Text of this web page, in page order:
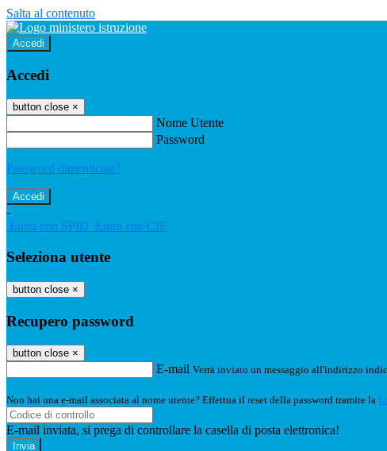
Salta al contenuto
Accedi
Accedi
button close ×
Nome Utente
Password
Password dimenticata?
-
Entra con SPID Entra con CIE
Seleziona utente
button close ×
Recupero password
button close ×
E-mail Verrà inviato un messaggio all'indirizzo
Non hai una e-mail associata al nome utente? Effettua il reset della password tramite la
E-mail inviata, si prega di controllare la casella di posta elettronica!